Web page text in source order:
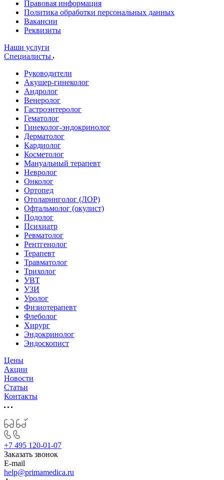
Правовая информация
Политика обработки персональных данных
Вакансии
Реквизиты
Наши услуги
Специалисты
Руководители
Акушер-гинеколог
Андролог
Венеролог
Гастроэнтеролог
Гематолог
Гинеколог-эндокринолог
Дерматолог
Кардиолог
Косметолог
Мануальный терапевт
Невролог
Онколог
Ортопед
Отоларинголог (ЛОР)
Офтальмолог (окулист)
Подолог
Психиатр
Ревматолог
Рентгенолог
Терапевт
Травматолог
Трихолог
УВТ
УЗИ
Уролог
Физиотерапевт
Флеболог
Хирург
Эндокринолог
Эндоскопист
Цены
Акции
Новости
Статьи
Контакты
+7 495 120-01-07
Заказать звонок
E-mail
help@primamedica.ru